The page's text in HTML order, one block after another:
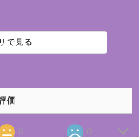
で見る
価
0 0